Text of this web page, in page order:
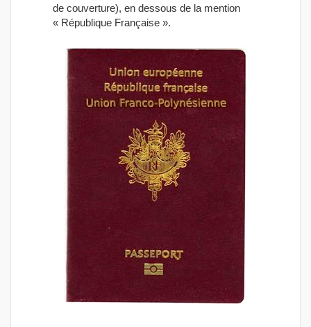
de couverture), en dessous de la mention
« République Française ».